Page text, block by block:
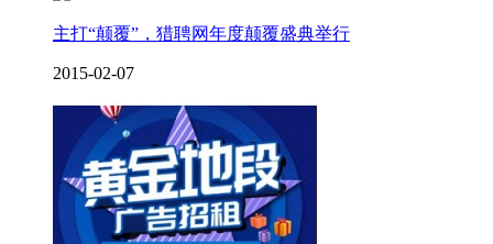
主打“颠覆”，猎聘网年度颠覆盛典举行
2015-02-07